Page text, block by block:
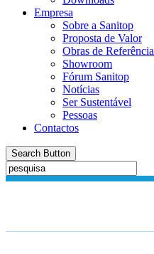
Empresa
Sobre a Sanitop
Proposta de Valor
Obras de Referência
Showroom
Fórum Sanitop
Notícias
Ser Sustentável
Pessoas
Contactos
Search Button